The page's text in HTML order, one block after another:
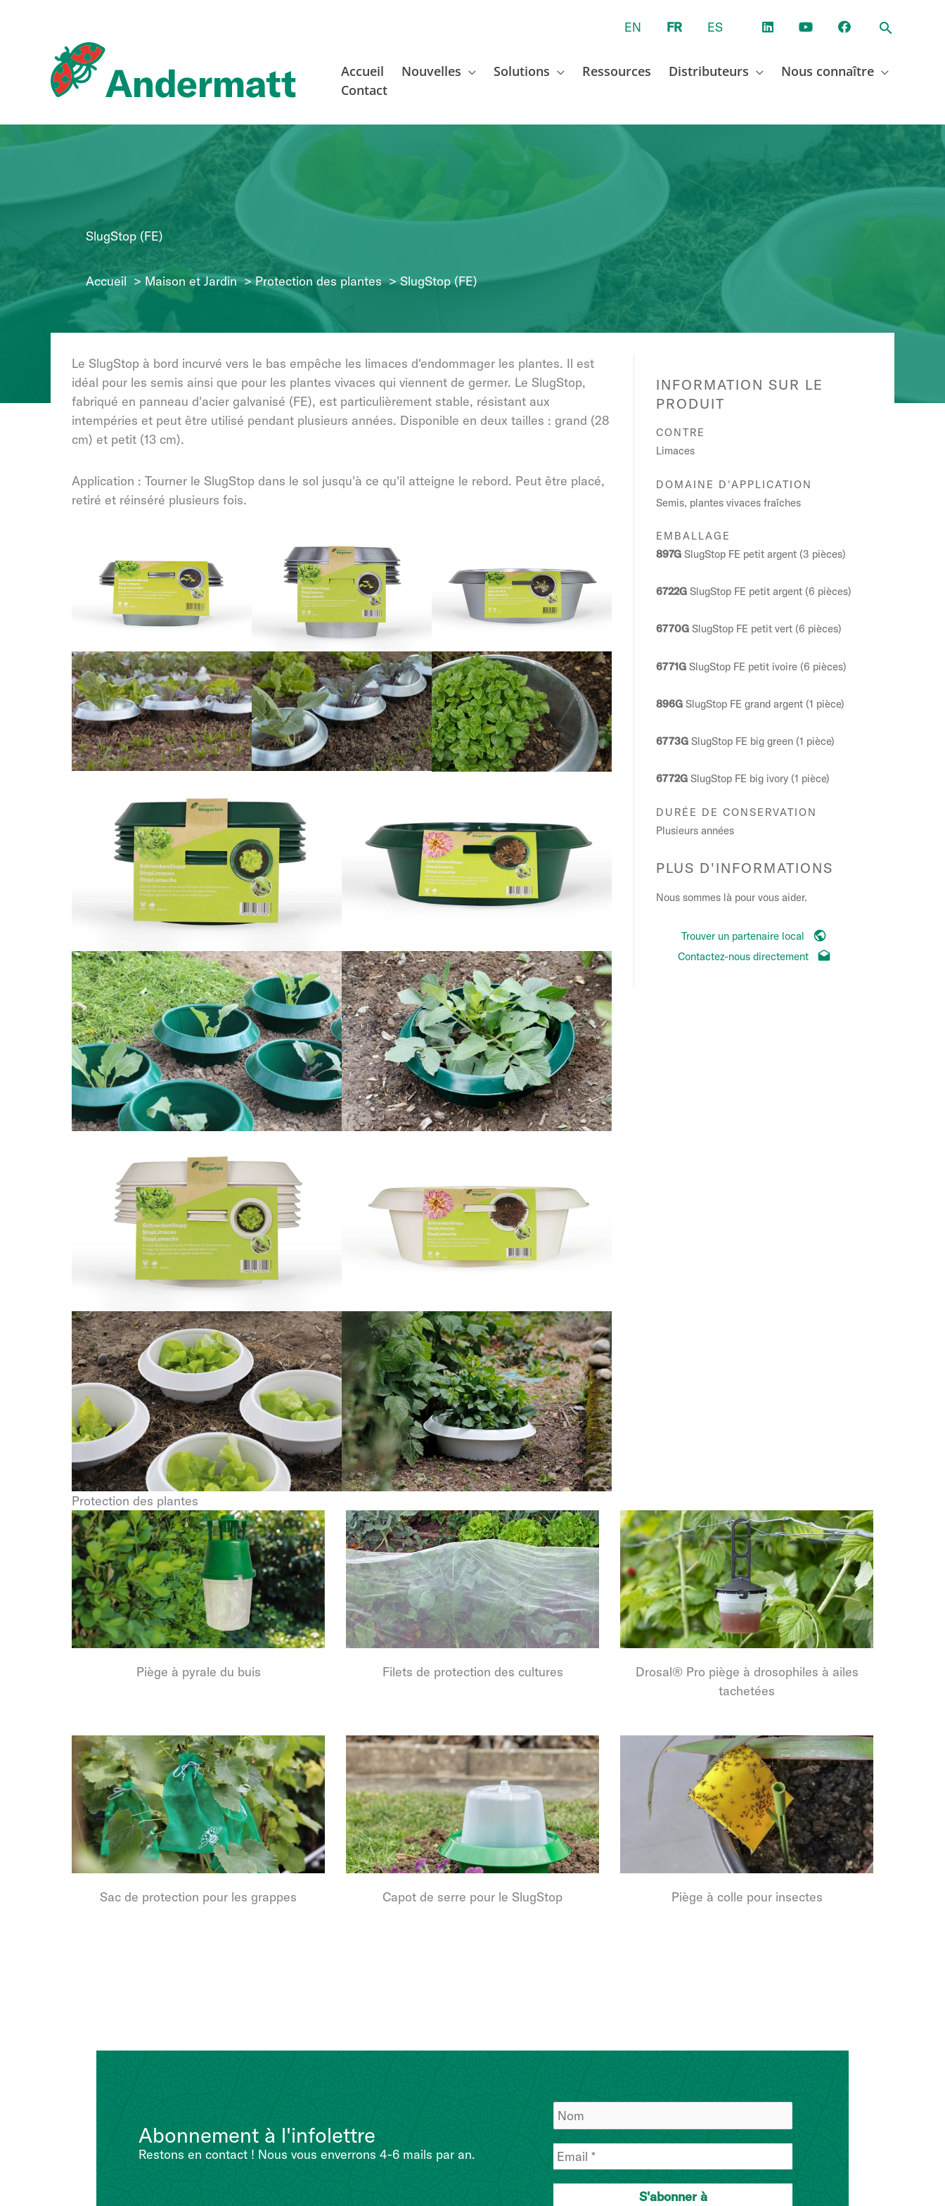
EN FR ES
Accueil Nouvelles Solutions Ressources Distributeurs
Nous connaître
Contact
SlugStop (FE)
Accueil Maison et Jardin Protection des plantes SlugStop (FE)
Le SlugStop à bord incurvé vers le bas empêche les limaces d'endommager les plantes. Il est
idéal pour les semis ainsi que pour les plantes vivaces qui viennent de germer. Le SlugStop,
fabriqué en panneau d'acier galvanisé (FE), est particulièrement stable, résistant aux
intempéries et peut être utilisé pendant plusieurs années. Disponible en deux tailles : grand (28
cm) et petit (13 cm).
Application : Tourner le SlugStop dans le sol jusqu'à ce qu'il atteigne le rebord. Peut être placé,
retiré et réinséré plusieurs fois.
INFORMATION SUR LE
PRODUIT
CONTRE
Limaces
DOMAINE D'APPLICATION
Semis, plantes vivaces fraîches
EMBALLAGE
897G SlugStop FE petit argent (3 pièces)
6722G SlugStop FE petit argent (6 pièces)
6770G SlugStop FE petit vert (6 pièces)
6771G SlugStop FE petit ivoire (6 pièces)
896G SlugStop FE grand argent (1 pièce)
6773G SlugStop FE big green (1 pièce)
6772G SlugStop FE big ivory (1 pièce)
DURÉE DE CONSERVATION
Plusieurs années
PLUS D'INFORMATIONS
Nous sommes là pour vous aider.
Trouver un partenaire local
Contactez-nous directement
Protection des plantes
Piège à pyrale du buis Filets de protection des cultures
Drosal® Pro piège à drosophiles à ailes
tachetées
Sac de protection pour les grappes Capot de serre pour le SlugStop Piège à colle pour insectes
Abonnement à l'infolettre
Restons en contact ! Nous vous enverrons 4-6 mails par an.